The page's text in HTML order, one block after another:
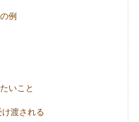
例
いこと
渡される